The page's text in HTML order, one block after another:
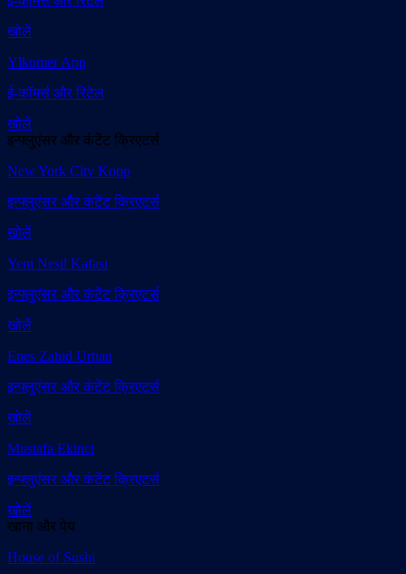
खोलें
Ylkomer App
ई-कॉमर्स और रिटेल
खोलें
इन्फ्लुएंसर और कंटेंट क्रिएटर्स
New York City Kopp
इन्फ्लुएंसर और कंटेंट क्रिएटर्स
खोलें
Yeni Nesil Kafası
इन्फ्लुएंसर और कंटेंट क्रिएटर्स
खोलें
Enes Zahid Urhan
इन्फ्लुएंसर और कंटेंट क्रिएटर्स
खोलें
Mustafa Ekinci
इन्फ्लुएंसर और कंटेंट क्रिएटर्स
खोलें
खाना और पेय
House of Sushi